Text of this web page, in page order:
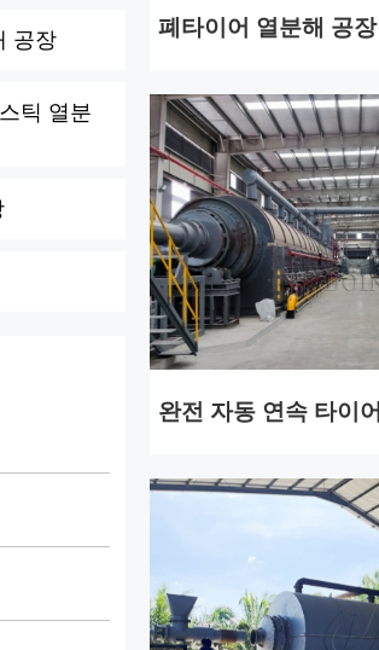
공장
틱 열분
폐타이어 열분해 공장
완전 자동 연속 타이